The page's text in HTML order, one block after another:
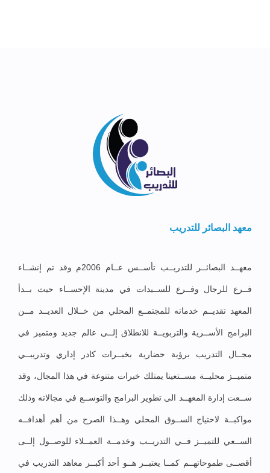
معهد البصائر للتدريب
معهــد البصائــر للتدريــب تأســس عــام 2006م وقد تم إنشــاء
فــرع للرجال وفــرع للســيدات في مدينة الإحســاء حيث بــدأ
المعهد تقديــم خدماته للمجتمــع المحلي من خــلال العديــد مــن
البرامج الأســرية والتربويــة للانطلاق إلــى عالم جديد ومتميز في
مجــال التدريب برؤية حضارية بخبــرات كادر إداري وتدريبــي
متميــز محليــة مســتعينا يمتلك خبرات متنوعة في هذا المجال، وقد
ســعت إدارة المعهــد الى تطوير البرامج والتوســع في مجالاته وذلك
مواكبــة لاحتياج الســوق المحلي وهــذا الصرح من أهم أهدافــه
الســعي للتميــز فــي التدريــب وخدمــة العمــلاء للوصــول إلــى
أقصــى طموحاتهــم كمــا يعتبــر هــو أحد أكبــر معاهد التدريب في